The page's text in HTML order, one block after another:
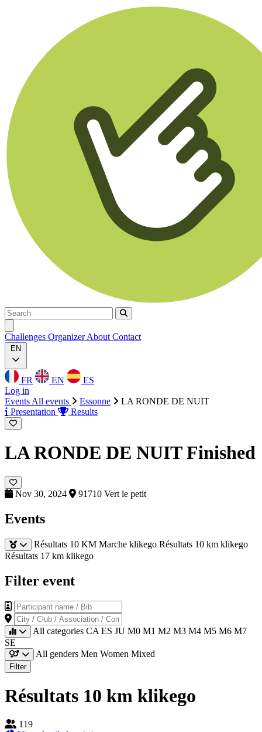
Search
Search
Challenges OrganizerAbout Contact
EN
FR EN
ES
Log in
Events All events Essonne
LA RONDE DE NUIT
Presentation
Results
LA RONDE DE NUITFinished
Nov 30, 2024 91710 Vert le petit
Events
Résultats 10 KM Marche klikego Résultats 10 km klikego
Résultats 17 km klikego
Filter event
Participant name / Bib
City / Club / Association / Company
All categories CA ES JU M0 M1 M2 M3 M4 M5 M6 M7
SE
All genders Men Women Mixed
Filter
Résultats 10 km klikego
119